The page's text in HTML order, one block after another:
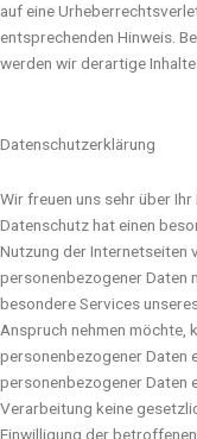
auf eine
entsprechenden Hinweis.
werden wir derartige
Datenschutzerklärung
Wir freuen uns sehr über Ihr
Datenschutz hat einen
Nutzung der Internetseiten
personenbezogener Daten
besondere Services
Anspruch nehmen möchte,
personenbezogener Daten
personenbezogener Daten
Verarbeitung keine
Einwilligung der betroffenen